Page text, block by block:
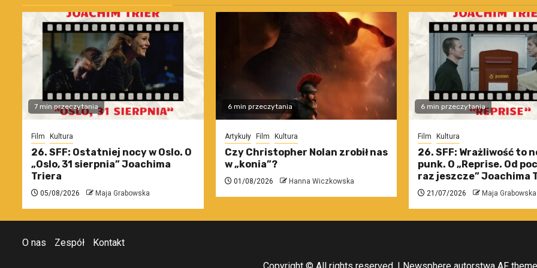
7 min przeczytania
Film Kultura
26. SFF: Ostatniej nocy w Oslo. O
„Oslo, 31 sierpnia” Joachima
Triera
05/08/2026 Maja Grabowska
6 min przeczytania
Artykuły Film Kultura
Czy Christopher Nolan zrobił nas
w „konia”?
01/08/2026 Hanna Wiczkowska
6 min przeczytania
Film Kultura
26. SFF: Wrażliwość to
punk. O „Reprise. Od
raz jeszcze” Joachima
21/07/2026 Maja Grabowska
O nas Zespół Kontakt